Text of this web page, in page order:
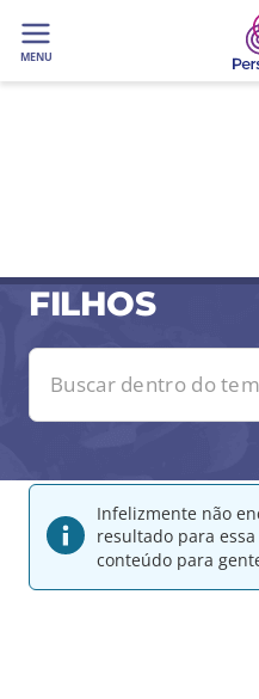
MENU
FILHOS
Infelizmente não
resultado para essa
conteúdo para